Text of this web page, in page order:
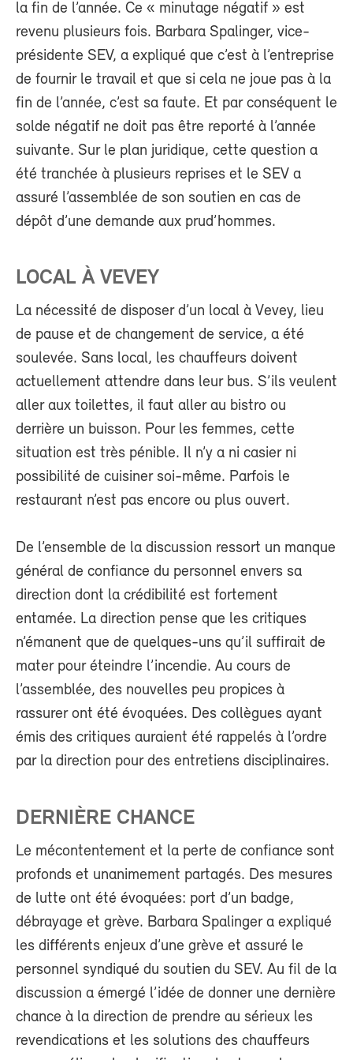
la fin de l’année. Ce « minutage négatif » est
revenu plusieurs fois. Barbara Spalinger, vice-
présidente SEV, a expliqué que c’est à l’entreprise
de fournir le travail et que si cela ne joue pas à la
fin de l’année, c’est sa faute. Et par conséquent le
solde négatif ne doit pas être reporté à l’année
suivante. Sur le plan juridique, cette question a
été tranchée à plusieurs reprises et le SEV a
assuré l’assemblée de son soutien en cas de
dépôt d’une demande aux prud’hommes.
LOCAL À VEVEY
La nécessité de disposer d’un local à Vevey, lieu
de pause et de changement de service, a été
soulevée. Sans local, les chauffeurs doivent
actuellement attendre dans leur bus. S’ils veulent
aller aux toilettes, il faut aller au bistro ou
derrière un buisson. Pour les femmes, cette
situation est très pénible. Il n’y a ni casier ni
possibilité de cuisiner soi-même. Parfois le
restaurant n’est pas encore ou plus ouvert.
De l’ensemble de la discussion ressort un manque
général de confiance du personnel envers sa
direction dont la crédibilité est fortement
entamée. La direction pense que les critiques
n’émanent que de quelques-uns qu’il suffirait de
mater pour éteindre l’incendie. Au cours de
l’assemblée, des nouvelles peu propices à
rassurer ont été évoquées. Des collègues ayant
émis des critiques auraient été rappelés à l’ordre
par la direction pour des entretiens disciplinaires.
DERNIÈRE CHANCE
Le mécontentement et la perte de confiance sont
profonds et unanimement partagés. Des mesures
de lutte ont été évoquées: port d’un badge,
débrayage et grève. Barbara Spalinger a expliqué
les différents enjeux d’une grève et assuré le
personnel syndiqué du soutien du SEV. Au fil de la
discussion a émergé l’idée de donner une dernière
chance à la direction de prendre au sérieux les
revendications et les solutions des chauffeurs